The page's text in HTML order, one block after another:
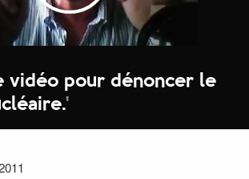
vidéo pour dénoncer le
'